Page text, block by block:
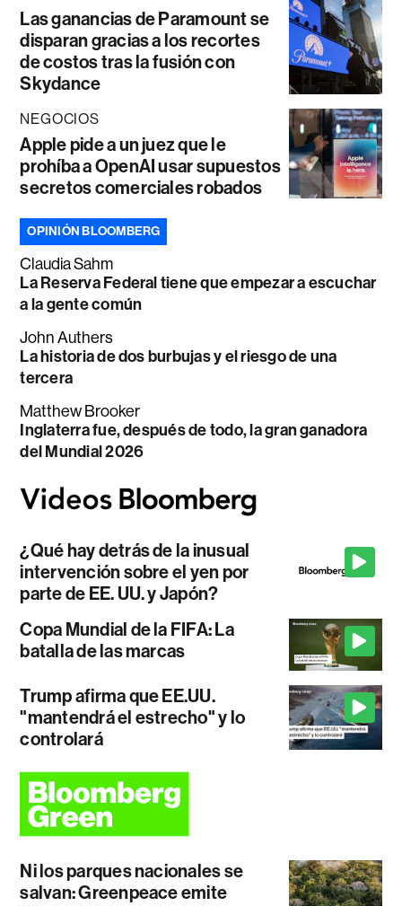
Las ganancias de Paramount se
disparan gracias a los recortes
de costos tras la fusión con
Skydance
NEGOCIOS
Apple pide a un juez que le
prohíba a OpenAI usar supuestos
secretos comerciales robados
OPINIÓN BLOOMBERG
Claudia Sahm
La Reserva Federal tiene que empezar a escuchar
a la gente común
John Authers
La historia de dos burbujas y el riesgo de una
tercera
Matthew Brooker
Inglaterra fue, después de todo, la gran ganadora
del Mundial 2026
¿Qué hay detrás de la inusual
intervención sobre el yen por
parte de EE. UU. y Japón?
Copa Mundial de la FIFA: La
batalla de las marcas
Trump afirma que EE.UU.
"mantendrá el estrecho" y lo
controlará
Ni los parques nacionales se
salvan: Greenpeace emite